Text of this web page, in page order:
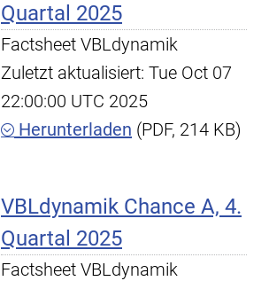
Quartal 2025
Factsheet VBLdynamik
Zuletzt aktualisiert: Tue Oct 07
22:00:00 UTC 2025
Herunterladen (PDF, 214 KB)
VBLdynamik Chance A, 4.
Quartal 2025
Factsheet VBLdynamik